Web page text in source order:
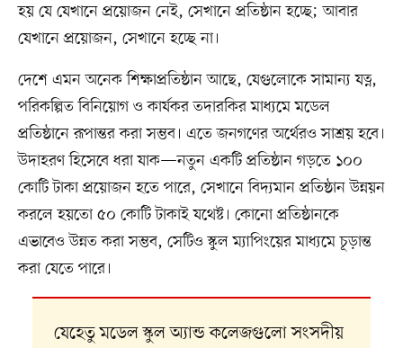
হয় যে যেখানে প্রয়োজন নেই, সেখানে প্রতিষ্ঠান হচ্ছে; আবার
যেখানে প্রয়োজন, সেখানে হচ্ছে না।
দেশে এমন অনেক শিক্ষাপ্রতিষ্ঠান আছে, যেগুলোকে সামান্য যত্ন,
পরিকল্পিত বিনিয়োগ ও কার্যকর তদারকির মাধ্যমে মডেল
প্রতিষ্ঠানে রূপান্তর করা সম্ভব। এতে জনগণের অর্থেরও সাশ্রয় হবে।
উদাহরণ হিসেবে ধরা যাক—নতুন একটি প্রতিষ্ঠান গড়তে ১০০
কোটি টাকা প্রয়োজন হতে পারে, সেখানে বিদ্যমান প্রতিষ্ঠান উন্নয়ন
করলে হয়তো ৫০ কোটি টাকাই যথেষ্ট। কোনো প্রতিষ্ঠানকে
এভাবেও উন্নত করা সম্ভব, সেটিও স্কুল ম্যাপিংয়ের মাধ্যমে চূড়ান্ত
করা যেতে পারে।
যেহেতু মডেল স্কুল অ্যান্ড কলেজগুলো সংসদীয়